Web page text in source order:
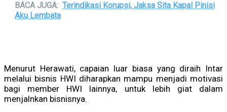
BACA JUGA: Terindikasi Korupsi, Jaksa Sita Kapal Pinisi
Aku Lembata
Menurut Herawati, capaian luar biasa yang diraih Intar
melalui bisnis HWI diharapkan mampu menjadi motivasi
bagi member HWI lainnya, untuk lebih giat dalam
menjalnkan bisnisnya.